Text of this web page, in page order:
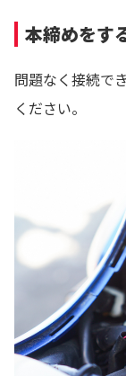
本締めをす
問題なく接続で
ください。